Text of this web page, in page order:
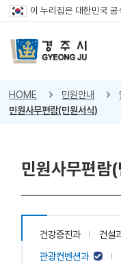
이 누리집은 대한민국
HOME 민원안내
민원사무편람(민원서식)
민원사무편람
건강증진과 건설
관광컨벤션과